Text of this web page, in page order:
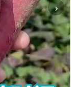
›